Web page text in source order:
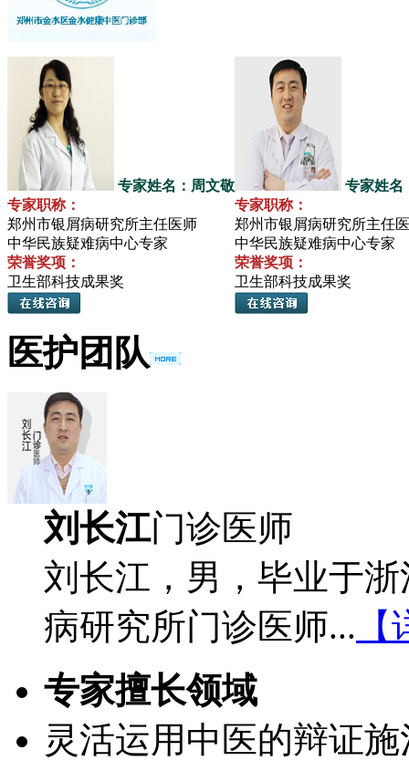
专家姓名：周文敬
专家职称：
郑州市银屑病研究所主任医师
中华民族疑难病中心专家
荣誉奖项：
卫生部科技成果奖
专家姓名
专家职称：
郑州市银屑病研究所主任
中华民族疑难病中心专家
荣誉奖项：
卫生部科技成果奖
医护团队
刘长江门诊医师
刘长江，男，毕业于
病研究所门诊医师...
专家擅长领域
灵活运用中医的辩证